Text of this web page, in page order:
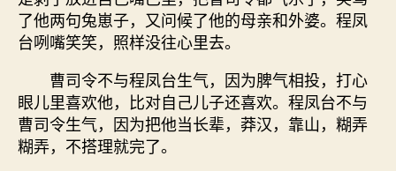
了他两句兔崽子，又问候了他的母亲和外婆。程凤
台咧嘴笑笑，照样没往心里去。
曹司令不与程凤台生气，因为脾气相投，打心
眼儿里喜欢他，比对自己儿子还喜欢。程凤台不与
曹司令生气，因为把他当长辈，莽汉，靠山，糊弄
糊弄，不搭理就完了。